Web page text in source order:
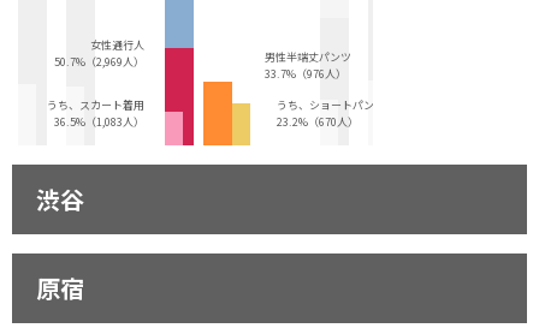
女性通行人
50.7%（2,969人）
うち、スカート着用
36.5%（1,083人）
男性半端丈パンツ
33.7%（976人）
うち、ショートパンツ
23.2%（670人）
渋谷
原宿